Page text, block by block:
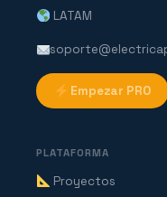
LATAM
Empezar PRO
PLATAFORMA
Proyectos